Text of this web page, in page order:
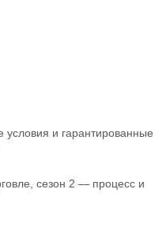
и гарантированные
сезон 2 — процесс и